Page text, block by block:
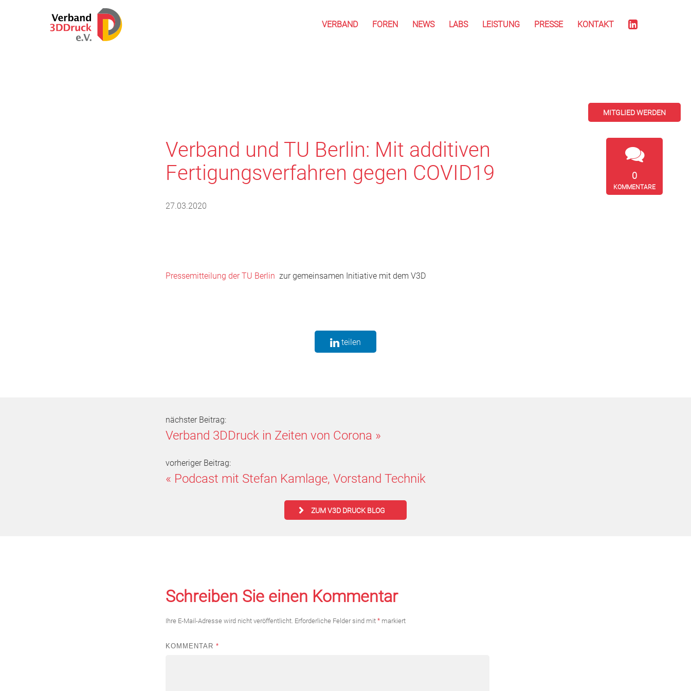
VERBAND FOREN NEWS LABS LEISTUNG PRESSE KONTAKT
Verband und TU Berlin: Mit additiven
Fertigungsverfahren gegen COVID19
27.03.2020
Pressemitteilung der TU Berlin zur gemeinsamen Initiative mit dem V3D
teilen
nächster Beitrag:
Verband 3DDruck in Zeiten von Corona »
vorheriger Beitrag:
« Podcast mit Stefan Kamlage, Vorstand Technik
ZUM V3D DRUCK BLOG
Schreiben Sie einen Kommentar
Ihre E-Mail-Adresse wird nicht veröffentlicht. Erforderliche Felder sind mit * markiert
KOMMENTAR *
MITGLIED WERDEN
0
KOMMENTARE